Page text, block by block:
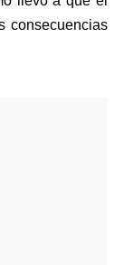
consecuencias